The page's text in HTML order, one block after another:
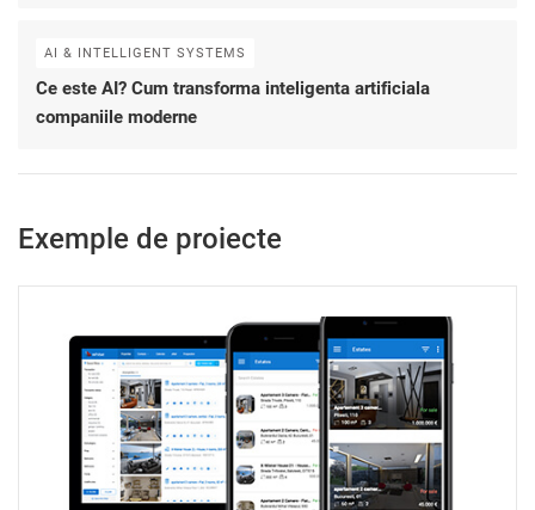
AI & INTELLIGENT SYSTEMS
Ce este AI? Cum transforma inteligenta artificiala
companiile moderne
Exemple de proiecte